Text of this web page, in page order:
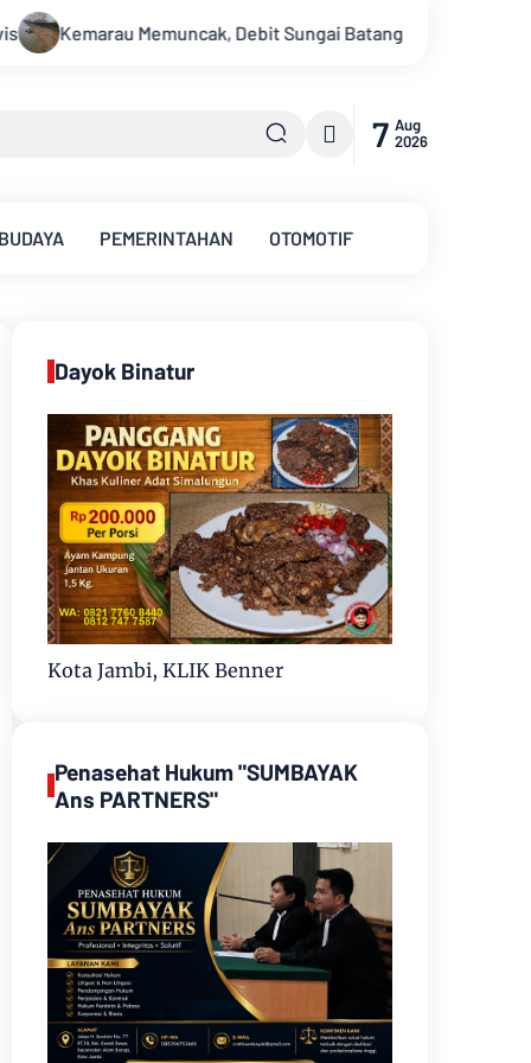
Terus Menyusut, Jambi Hadapi Ancaman Krisis Air
7 Aug
2026
PEMERINTAHAN OTOMOTIF
Dayok Binatur
Kota Jambi, KLIK Benner
Penasehat Hukum "SUMBAYAK
Ans PARTNERS"